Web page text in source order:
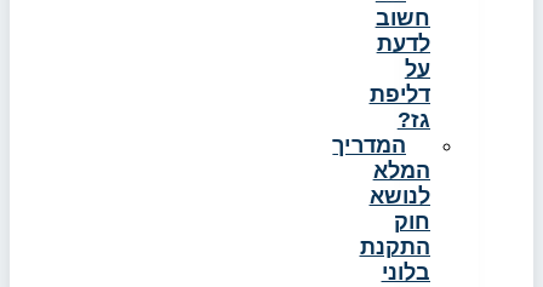
חשוב
לדעת
על
דליפת
גז?
המדריך
המלא
לנושא
חוק
התקנת
בלוני